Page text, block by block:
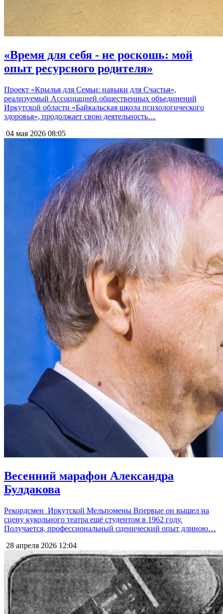
«Время для себя - не роскошь: мой
опыт ресурсного родителя»
Проект «Крылья для Семьи: навыки для Счастья»,
реализуемый Ассоциацией общественных объединений
Иркутской области «Байкальская школа психологического
здоровья», продолжает свою деятельность…
04 мая 2026 08:05
Весенний марафон Александра
Булдакова
Рекордсмен Иркутской Мельпомены Впервые он вышел на
сцену кукольного театра ещё студентом в 1962 году.
Получается, профессиональный сценический опыт длиною…
28 апреля 2026 12:04